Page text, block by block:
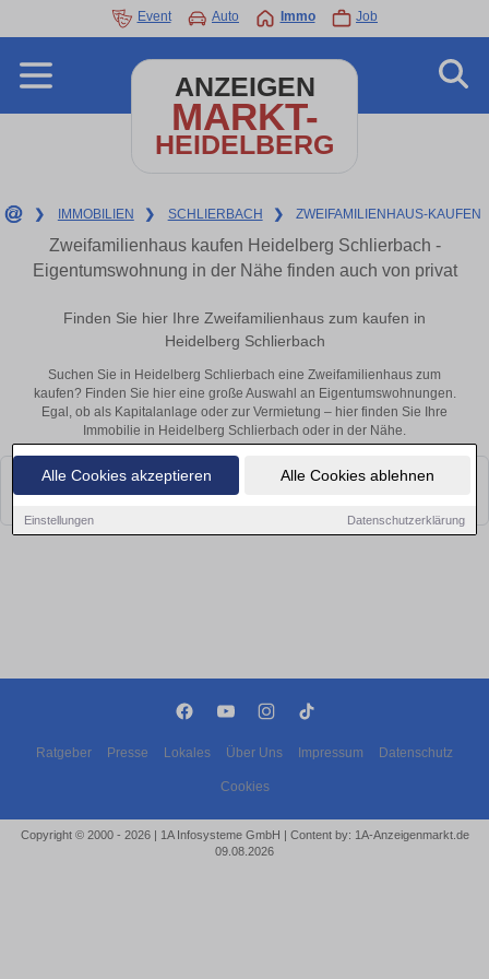
Alle Cookies akzeptieren Alle Cookies ablehnen
Einstellungen Datenschutzerklärung
Event Auto Immo Job
ANZEIGEN
MARKT-
HEIDELBERG
❯ IMMOBILIEN ❯ SCHLIERBACH ❯ ZWEIFAMILIENHAUS-KAUFEN
Zweifamilienhaus kaufen Heidelberg Schlierbach -
Eigentumswohnung in der Nähe finden auch von privat
Finden Sie hier Ihre Zweifamilienhaus zum kaufen in
Heidelberg Schlierbach
Suchen Sie in Heidelberg Schlierbach eine Zweifamilienhaus zum
kaufen? Finden Sie hier eine große Auswahl an Eigentumswohnungen.
Egal, ob als Kapitalanlage oder zur Vermietung – hier finden Sie Ihre
Immobilie in Heidelberg Schlierbach oder in der Nähe.
Leider konnten wir derzeit keine passenden Objekte finden. Schauen Sie
bald wieder vorbei!
Ratgeber Presse Lokales Über Uns Impressum Datenschutz
Cookies
Copyright © 2000 - 2026 | 1A Infosysteme GmbH | Content by: 1A-Anzeigenmarkt.de
09.08.2026